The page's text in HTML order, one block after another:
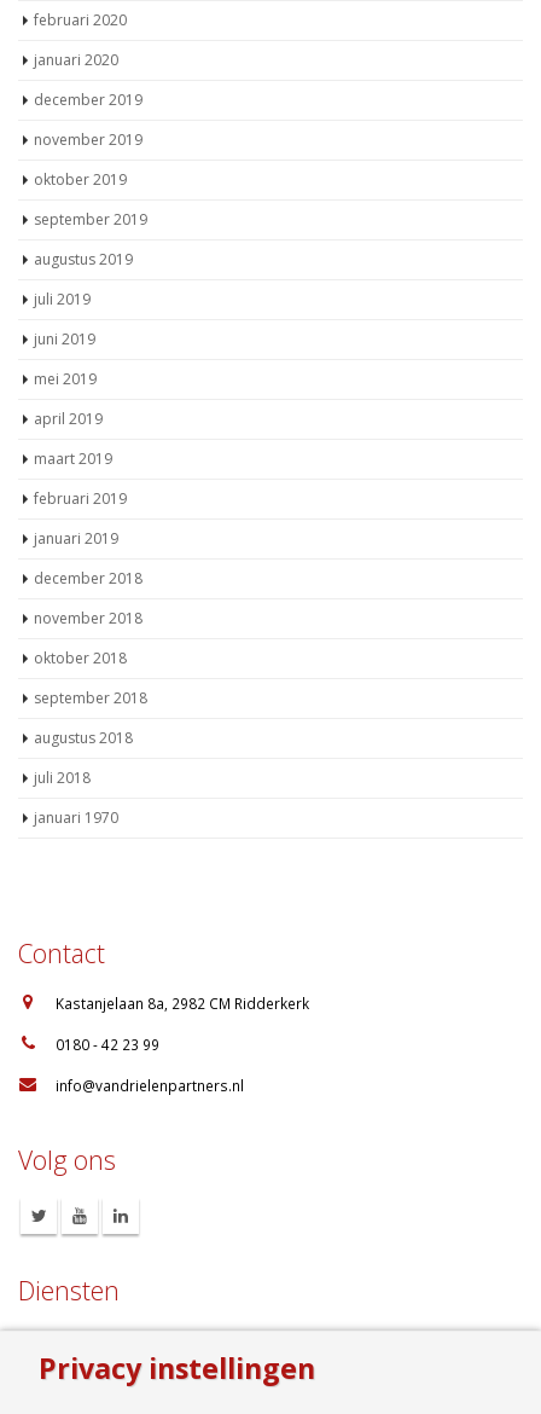
mei 2020
april 2020
maart 2020
februari 2020
januari 2020
december 2019
november 2019
oktober 2019
september 2019
augustus 2019
juli 2019
juni 2019
mei 2019
april 2019
maart 2019
februari 2019
januari 2019
december 2018
november 2018
oktober 2018
september 2018
januari 1970
Contact
: 0180 - 42 23 99
info@vandrielenpartners.nl
Volg ons
Privacy instellingen